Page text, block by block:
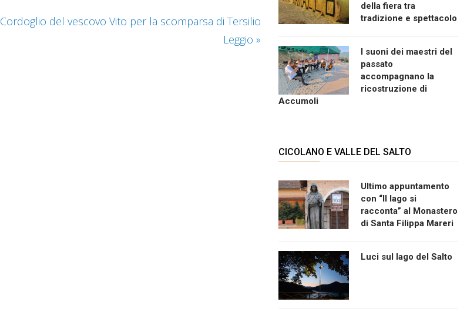
Cordoglio del vescovo Vito per la scomparsa di Tersilio
Leggio »
della fiera tra
tradizione e spettacolo
I suoni dei maestri del
passato
accompagnano la
ricostruzione di
Accumoli
CICOLANO E VALLE DEL SALTO
Ultimo appuntamento
con “Il lago si
racconta” al Monastero
di Santa Filippa Mareri
Luci sul lago del Salto